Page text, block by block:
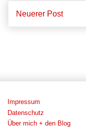
Neuerer Post
Impressum
Datenschutz
Über mich + den Blog